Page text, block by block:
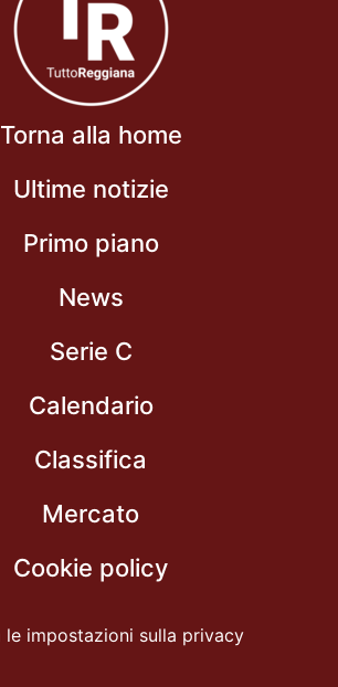
Torna alla home
Ultime notizie
Primo piano
News
Serie C
Calendario
Classifica
Mercato
Cookie policy
le impostazioni sulla privacy